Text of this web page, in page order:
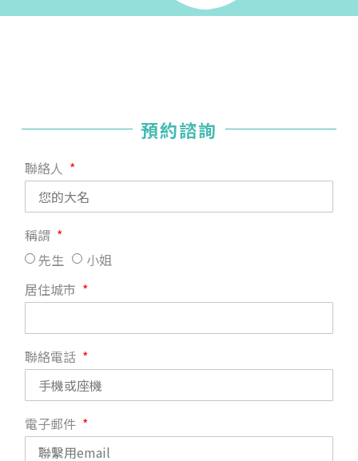
預約諮詢
聯絡人
稱謂
先生
小姐
居住城市
聯絡電話
電子郵件